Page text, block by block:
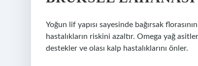
Yoğun lif yapısı sayesinde bağırsak
hastalıkların riskini azaltır. Omega yağ
destekler ve olası kalp hastalıklarını önler.